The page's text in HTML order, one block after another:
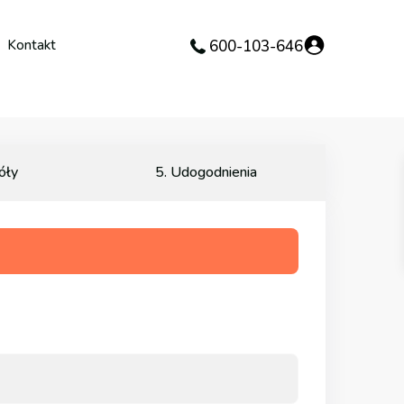
Kontakt 600-103-646
5. Udogodnienia